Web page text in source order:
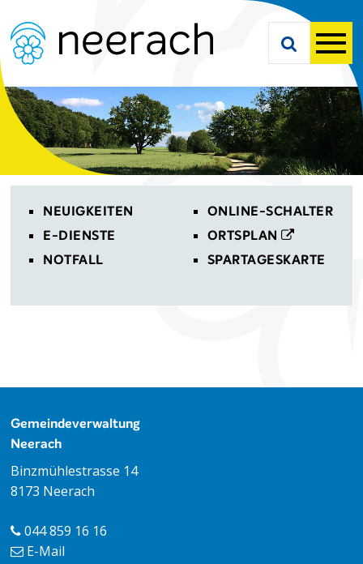
Suche
Toplinks
NEUIGKEITEN
E-DIENSTE
NOTFALL
ONLINE-SCHALTER
ORTSPLAN
SPARTAGESKARTE
Footer
Gemeindeverwaltung
Neerach
Binzmühlestrasse 14
8173 Neerach
044 859 16 16
E-Mail